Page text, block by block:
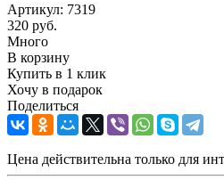
Артикул: 7319
320 руб.
Много
В корзину
Купить в 1 клик
Хочу в подарок
Поделиться
Цена действительна только для